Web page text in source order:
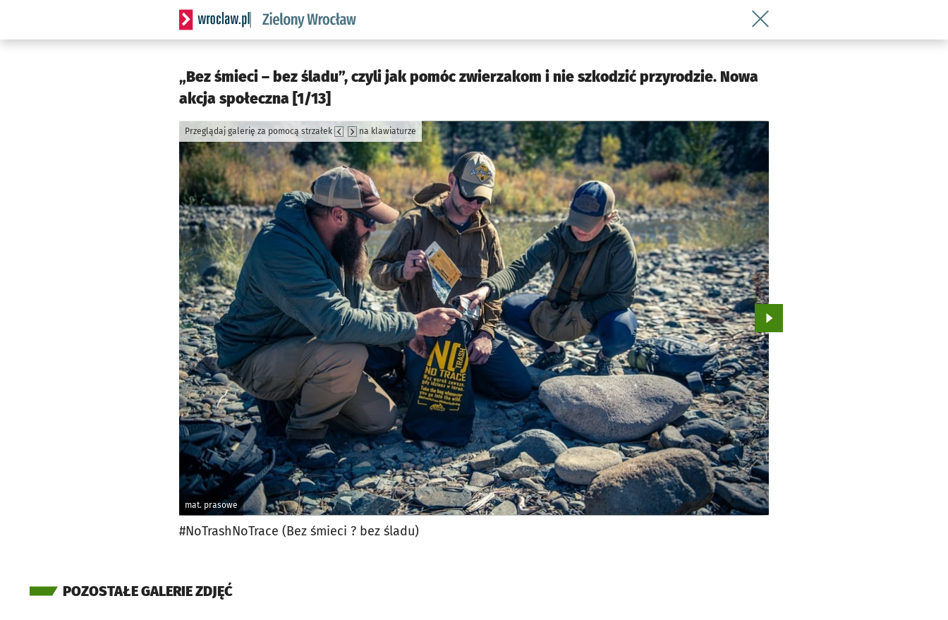
Serwis informacyjny wroclaw.pl podserwis: Środowisko we Wrocławiu
Wróć do artykułu „Bez śmieci – bez
„Bez śmieci – bez śladu”, czyli jak pomóc zwierzakom i nie szkodzić przyrodzie. Nowa
akcja społeczna [1/13]
mat. prasowe
Przeglądaj galerię za pomocą strzałek na klawiaturze
Przejdź do kolejnego zdjęcia.
#NoTrashNoTrace (Bez śmieci ? bez śladu)
POZOSTAŁE GALERIE ZDJĘĆ